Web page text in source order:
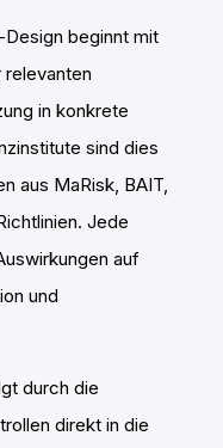
beginnt mit
relevanten
in konkrete
sind dies
aus MaRisk, BAIT,
Jede
auf
und
durch die
direkt in die